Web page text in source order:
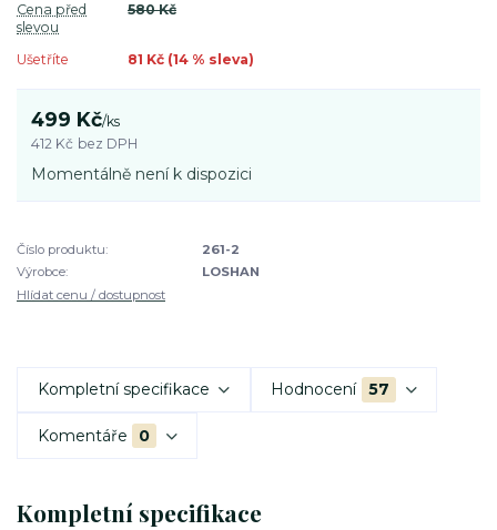
Cena před
slevou
580 Kč
Ušetříte 81 Kč (14 % sleva)
499 Kč/ks
412 Kč bez DPH
Momentálně není k dispozici
Číslo produktu:
261-2
Výrobce:
LOSHAN
Hlídat cenu / dostupnost
Kompletní specifikace Hodnocení 57
Komentáře 0
Kompletní specifikace